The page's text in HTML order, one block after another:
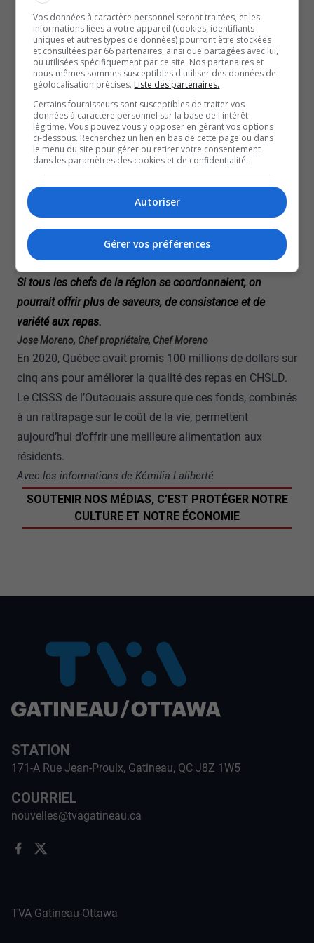
Le CISSS de l’Outaouais rappelle que de nouvelles
mesures ont été mises en place.
Nous avons remplacé nos anciens chariots alimentaires
par des équipements permettant de maintenir les repas
au chaud. Cette flotte est opérationnelle depuis 2022 et
nous considérons que ces enjeux sont maintenant
résolus.
Edouard Coulombe, Coordonnateur du Service alimentaire, CISSS
de l’Outaouais
Avec un budget d’environ 16 $ par jour et par résident, le
CISSS affirme qu’il est possible de fournir une
Pour certains chefs locaux, il est encore possible d’aller
plus loin.
Si tous les chefs de la région se coordonnaient, on
pourrait offrir plus de saveurs, de consistance et de
variété aux repas.
Jose Moreno, Chef propriétaire, Chef Moreno
En 2020, Québec avait promis 100 millions de dollars sur
cinq ans pour améliorer la qualité des repas en CHSLD.
Le CISSS de l’Outaouais assure que ces fonds, combinés
à un rattrapage sur le coût de la vie, permettent
aujourd’hui d’offrir une meilleure alimentation aux
résidents.
Avec les informations de Kémilia Laliberté
SOUTENIR NOS MÉDIAS, C’EST PROTÉGER NOTRE
CULTURE ET NOTRE ÉCONOMIE
STATION
171-A Rue Jean-Proulx, Gatineau, QC J8Z 1W5
COURRIEL
nouvelles@tvagatineau.ca
TVA Gatineau-Ottawa
Vos données à caractère personnel seront traitées, et les
informations liées à votre appareil (cookies, identifiants
uniques et autres types de données) pourront être stockées
et consultées par 66 partenaires, ainsi que partagées avec lui,
ou utilisées spécifiquement par ce site. Nos partenaires et
nous-mêmes sommes susceptibles d'utiliser des données de
géolocalisation précises. Liste des partenaires.
Certains fournisseurs sont susceptibles de traiter vos
données à caractère personnel sur la base de l'intérêt
légitime. Vous pouvez vous y opposer en gérant vos options
ci-dessous. Recherchez un lien en bas de cette page ou dans
le menu du site pour gérer ou retirer votre consentement
dans les paramètres des cookies et de confidentialité.
Autoriser
Gérer vos préférences